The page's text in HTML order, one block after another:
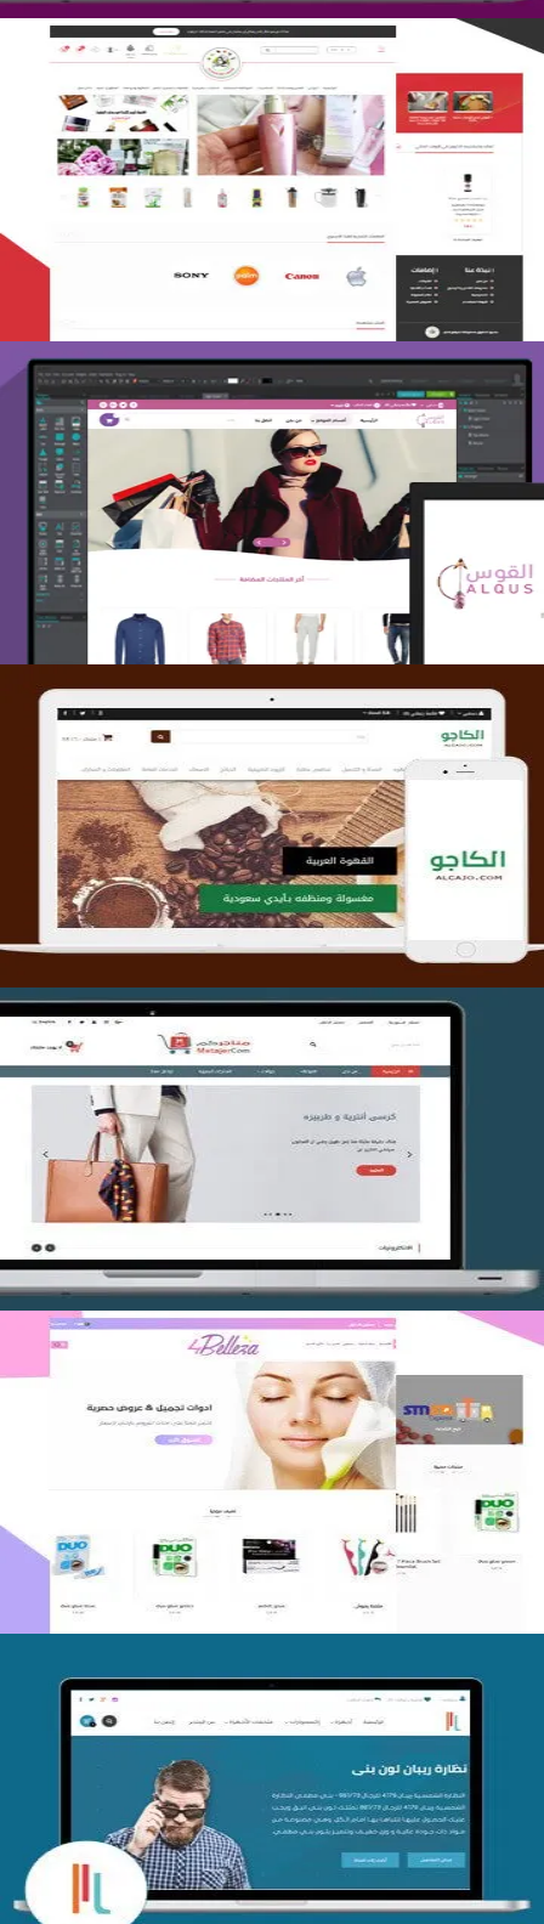
تصميم متجر لمار
التفاصيل
تصميم متجر القوس
التفاصيل
تصميم متجر الكاجو
التفاصيل
تصميم متجر متاجركم
اعادة تصميم متجر فوربليزا
التفاصيل
تصميم متجر اي كير
التفاصيل